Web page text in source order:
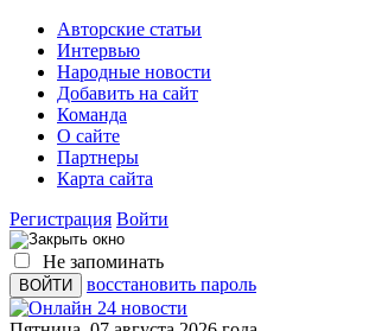
Авторские статьи
Интервью
Народные новости
Добавить на сайт
Команда
О сайте
Партнеры
Карта сайта
Регистрация Войти
Не запоминать
восстановить пароль